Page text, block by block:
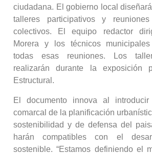
ciudadana. El gobierno local
talleres participativos y
colectivos. El equipo redactor
Morera y los técnicos
todas esas reuniones. Los
realizarán durante la exposición
Estructural.
El documento innova al introducir
comarcal de la planificación
sostenibilidad y de defensa del
harán compatibles con el
sostenible. “Estamos definiendo el